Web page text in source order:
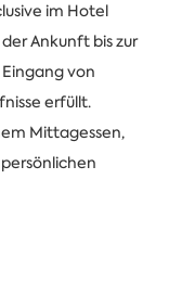
im Hotel
Ankunft bis zur
Eingang von
erfüllt.
Mittagessen,